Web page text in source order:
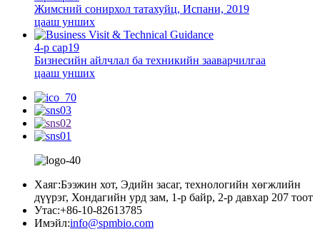
Жимсний сонирхол татахуйц, Испани, 2019
цааш унших
4-р сар19
Бизнесийн айлчлал ба техникийн зааварчилгаа
цааш унших
Хаяг:Бээжин хот, Эдийн засаг, технологийн хөгжлийн
дүүрэг, Хондагийн урд зам, 1-р байр, 2-р давхар 207 тоот
Утас:+86-10-82613785
Имэйл:info@spmbio.com